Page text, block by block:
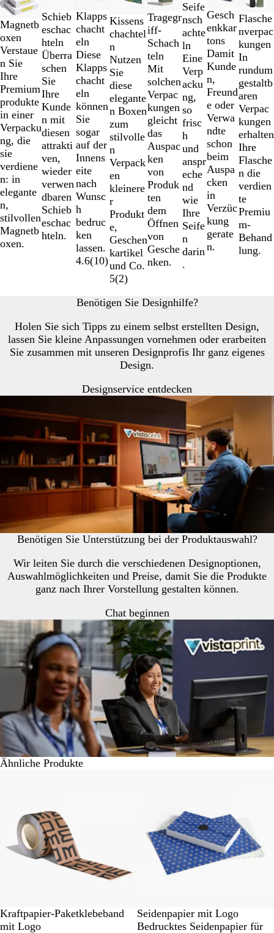
Magnetb
oxen
Verstaue
n Sie
Ihre
Premium
produkte
in einer
Verpacku
ng, die
sie
verdiene
n: in
elegante
n,
stilvollen
Magnetb
oxen.
Schieb
eschac
hteln
Überra
schen
Sie
Ihre
Kunde
n mit
diesen
attrakti
ven,
wieder
verwen
dbaren
Schieb
eschac
hteln.
Klapps
chacht
eln
Diese
Klapps
chacht
eln
können
Sie
sogar
auf der
Innens
eite
nach
Wunsc
h
bedruc
ken
lassen.
4.6(10)
Kissens
chachtel
n
Nutzen
Sie
diese
elegante
n Boxen
zum
stilvolle
n
Verpack
en
kleinere
r
Produkt
e,
Geschen
kartikel
und Co.
5(2)
Tragegr
iff-
Schach
teln
Mit
solchen
Verpac
kungen
gleicht
das
Auspac
ken
von
Produk
ten
dem
Öffnen
von
Gesche
nken.
Seife
nsch
achte
ln
Eine
Verp
acku
ng,
so
frisc
h
und
anspr
eche
nd
wie
Ihre
Seife
n
darin
.
Gesch
enkkar
tons
Damit
Kunde
n,
Freund
e oder
Verwa
ndte
schon
beim
Auspa
cken
in
Verzüc
kung
gerate
n.
Flasche
nverpac
kungen
In
rundum
gestaltb
aren
Verpac
kungen
erhalten
Ihre
Flasche
n die
verdien
te
Premiu
m-
Behand
lung.
bis
2
von
8
Benötigen Sie Designhilfe?
Holen Sie sich Tipps zu einem selbst erstellten Design,
lassen Sie kleine Anpassungen vornehmen oder erarbeiten
Sie zusammen mit unseren Designprofis Ihr ganz eigenes
Design.
Designservice entdecken
Benötigen Sie Unterstützung bei der Produktauswahl?
Wir leiten Sie durch die verschiedenen Designoptionen,
Auswahlmöglichkeiten und Preise, damit Sie die Produkte
ganz nach Ihrer Vorstellung gestalten können.
Chat beginnen
Ähnliche Produkte
Kraftpapier-Paketklebeband
mit Logo
Seidenpapier mit Logo
Bedrucktes Seidenpapier für